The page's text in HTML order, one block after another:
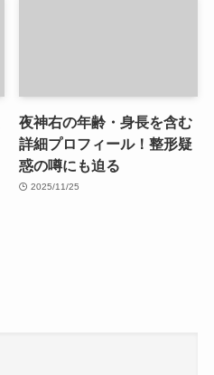
夜神右の年齢・身長を含む
詳細プロフィール！整形疑
惑の噂にも迫る
2025/11/25